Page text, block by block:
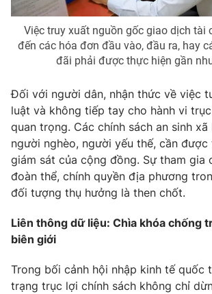
Việc truy xuất nguồn gốc giao dịch tài
đến các hóa đơn đầu vào, đầu ra, hay
đãi phải được thực hiện gần
Đối với người dân, nhận thức về việc
luật và không tiếp tay cho hành vi
quan trọng. Các chính sách an sinh
người nghèo, người yếu thế, cần
giám sát của cộng đồng. Sự tham gia
đoàn thể, chính quyền địa phương
đối tượng thụ hưởng là then chốt.
Liên thông dữ liệu: Chìa khóa chống
biên giới
Trong bối cảnh hội nhập kinh tế quốc
trạng trục lợi chính sách không chỉ